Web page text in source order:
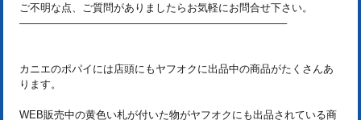
ご不明な点、ご質問がありましたらお気軽にお問合せ下さい。
—————————————————————————–
カニエのポパイには店頭にもヤフオクに出品中の商品がたくさんあ
ります。
WEB販売中の黄色い札が付いた物がヤフオクにも出品されている商